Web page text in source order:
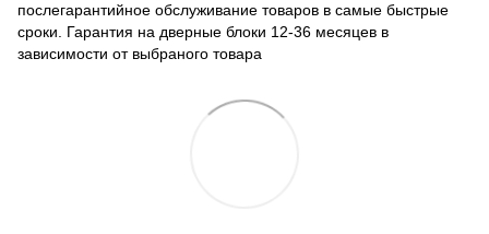
послегарантийное обслуживание товаров в самые быстрые
сроки. Гарантия на дверные блоки 12-36 месяцев в
зависимости от выбраного товара